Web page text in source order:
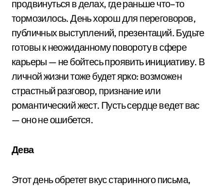
продвинуться в делах, где раньше что–то
тормозилось. День хорош для переговоров,
публичных выступлений, презентаций. Будьте
готовы к неожиданному повороту в сфере
карьеры — не бойтесь проявить инициативу. В
личной жизни тоже будет ярко: возможен
страстный разговор, признание или
романтический жест. Пусть сердце ведет вас
— оно не ошибется.
Дева
Этот день обретет вкус старинного письма,